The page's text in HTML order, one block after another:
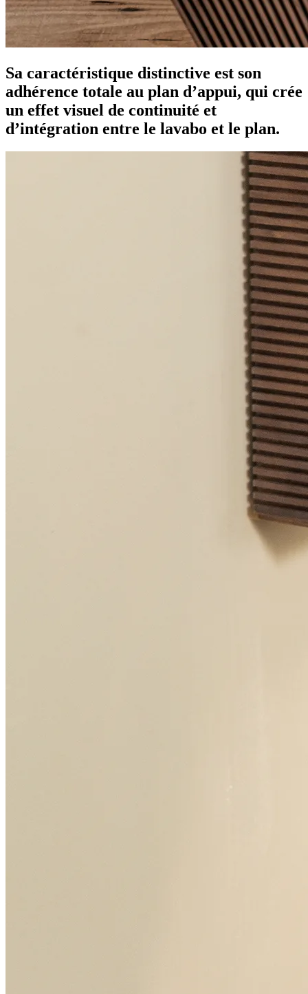
Sa caractéristique distinctive est son
adhérence totale au plan d’appui, qui crée
un effet visuel de continuité et
d’intégration entre le lavabo et le plan.